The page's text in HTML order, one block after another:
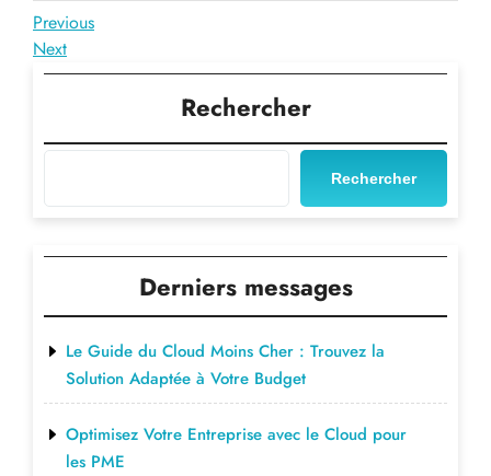
Navigation
de
Previous
Post
Previous
Next
Post
Next
Rechercher
Rechercher
Derniers messages
Le Guide du Cloud Moins Cher : Trouvez la
Solution Adaptée à Votre Budget
Optimisez Votre Entreprise avec le Cloud pour
les PME